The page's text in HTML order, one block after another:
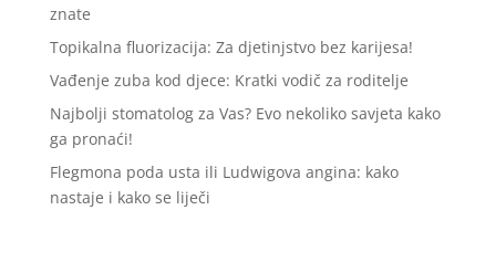
znate
Topikalna fluorizacija: Za djetinjstvo bez karijesa!
Vađenje zuba kod djece: Kratki vodič za roditelje
Najbolji stomatolog za Vas? Evo nekoliko savjeta kako
ga pronaći!
Flegmona poda usta ili Ludwigova angina: kako
nastaje i kako se liječi